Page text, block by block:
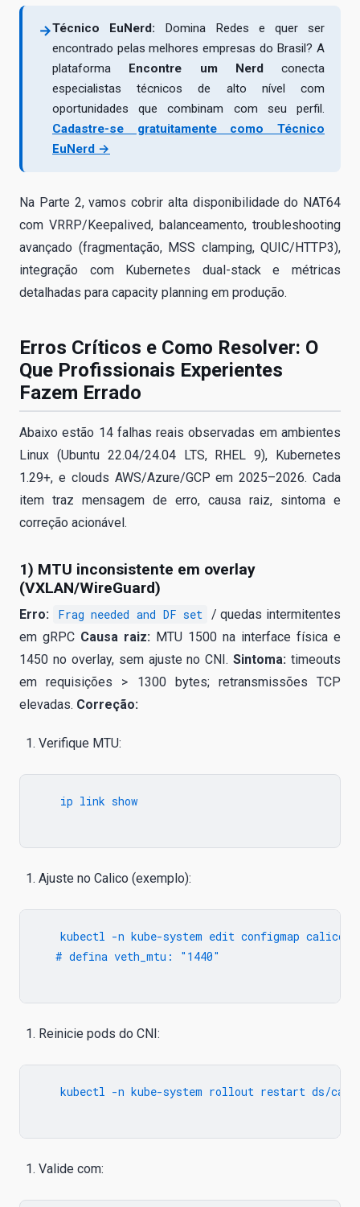
→Técnico EuNerd: Domina Redes e quer ser
encontrado pelas melhores empresas do Brasil? A
plataforma Encontre um Nerdconecta
especialistas técnicos de alto nível com
oportunidades que combinam com seu perfil.
Cadastre-se gratuitamente como Técnico
EuNerd →
Na Parte 2, vamos cobrir alta disponibilidade do NAT64
com VRRP/Keepalived, balanceamento, troubleshooting
avançado (fragmentação, MSS clamping, QUIC/HTTP3),
integração com Kubernetes dual-stack e métricas
detalhadas para capacity planning em produção.
Erros Críticos e Como Resolver: O
Que Profissionais Experientes
Fazem Errado
Abaixo estão 14 falhas reais observadas em ambientes
Linux (Ubuntu 22.04/24.04 LTS, RHEL 9), Kubernetes
1.29+, e clouds AWS/Azure/GCP em 2025–2026. Cada
item traz mensagem de erro, causa raiz, sintoma e
correção acionável.
1) MTU inconsistente em overlay
(VXLAN/WireGuard)
Erro: Frag needed and DF set / quedas intermitentes
em gRPC Causa raiz: MTU 1500 na interface física e
1450 no overlay, sem ajuste no CNI.Sintoma: timeouts
em requisições > 1300 bytes; retransmissões TCP
elevadas. Correção:
Verifique MTU:
   ip link show
Ajuste no Calico (exemplo):
kubectl -n kube-system edit configmap calico-
   # defina veth_mtu: "1440"
Reinicie pods do CNI:
kubectl -n kube-system rollout restart ds/
Valide com: